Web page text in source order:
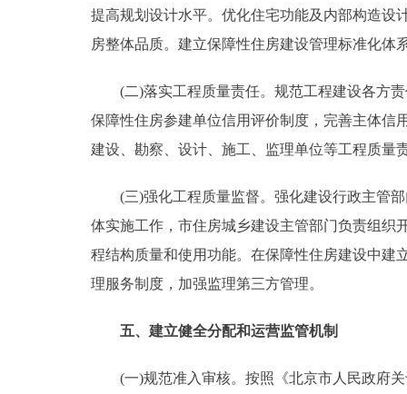
提高规划设计水平。优化住宅功能及内部构造设
房整体品质。建立保障性住房建设管理标准化
(二)落实工程质量责任。规范工程建设各方责
保障性住房参建单位信用评价制度，完善主体信
建设、勘察、设计、施工、监理单位等工程质量
(三)强化工程质量监督。强化建设行政主管部
体实施工作，市住房城乡建设主管部门负责组织
程结构质量和使用功能。在保障性住房建设中建
理服务制度，加强监理第三方管理。
五、建立健全分配和运营监管机制
(一)规范准入审核。按照《北京市人民政府关